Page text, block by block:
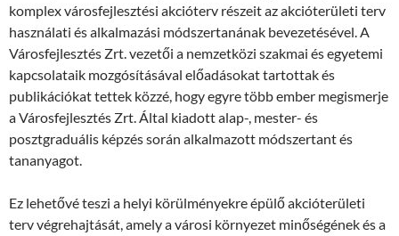
komplex városfejlesztési akcióterv részeit az akcióterületi terv
használati és alkalmazási módszertanának bevezetésével. A
Városfejlesztés Zrt. vezetői a nemzetközi szakmai és egyetemi
kapcsolataik mozgósításával előadásokat tartottak és
publikációkat tettek közzé, hogy egyre több ember megismerje
a Városfejlesztés Zrt. Által kiadott alap-, mester- és
posztgraduális képzés során alkalmazott módszertant és
tananyagot.
Ez lehetővé teszi a helyi körülményekre épülő akcióterületi
terv végrehajtását, amely a városi környezet minőségének és a